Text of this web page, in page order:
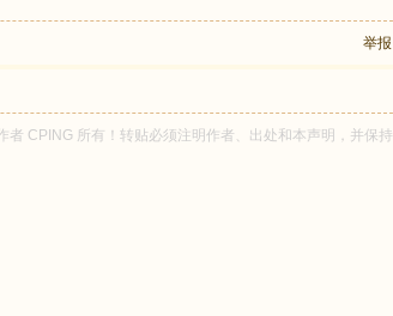
举报
CPING 所有！转贴必须注明作者、出处和本声明，并保持